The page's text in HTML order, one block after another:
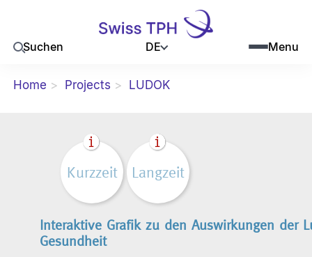
Suchen DE Menu
Home Projects LUDOK